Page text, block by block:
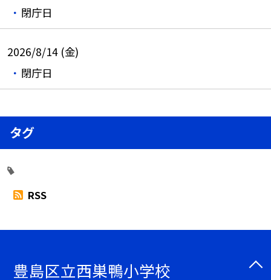
閉庁日
2026/8/14 (金)
閉庁日
タグ
RSS
豊島区立西巣鴨小学校